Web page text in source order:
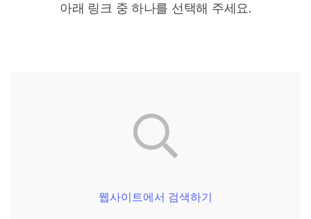
아래 링크 중 하나를 선택해 주세요.
웹사이트에서 검색하기